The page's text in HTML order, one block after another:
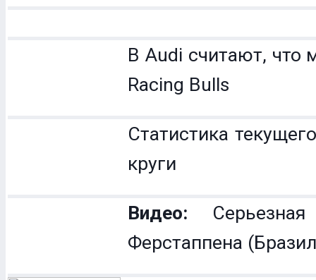
В Audi считают, что
Racing Bulls
Статистика
круги
Видео:
Ферстаппена